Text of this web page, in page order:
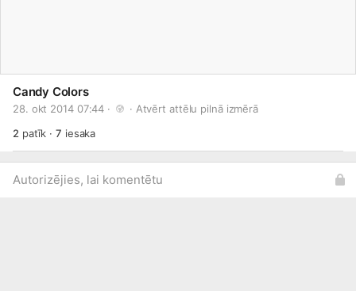
Candy Colors
28. okt 2014 07:44 · · Atvērt attēlu pilnā izmērā
2 patīk ·7 iesaka
Autorizējies, lai komentētu